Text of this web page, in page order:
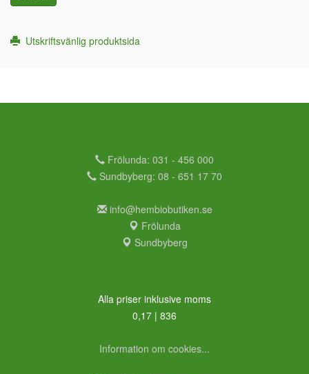
Utskriftsvänlig produktsida
Frölunda: 031 - 456 000
Sundbyberg: 08 - 651 17 70
info@hembiobutiken.se
Frölunda
Sundbyberg
Alla priser inklusive moms
0,17 | 836
Information om cookies...